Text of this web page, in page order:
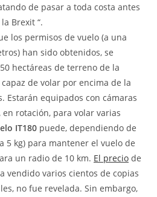
de pasar a toda costa antes
Brexit “.
los permisos de vuelo (a una
han sido obtenidos, se
hectáreas de terreno de la
de volar por encima de la
Estarán equipados con cámaras
rotación, para volar varias
IT180 puede, dependiendo de
5 kg) para mantener el vuelo de
un radio de 10 km. El precio de
vendido varios cientos de copias
no fue revelada. Sin embargo,